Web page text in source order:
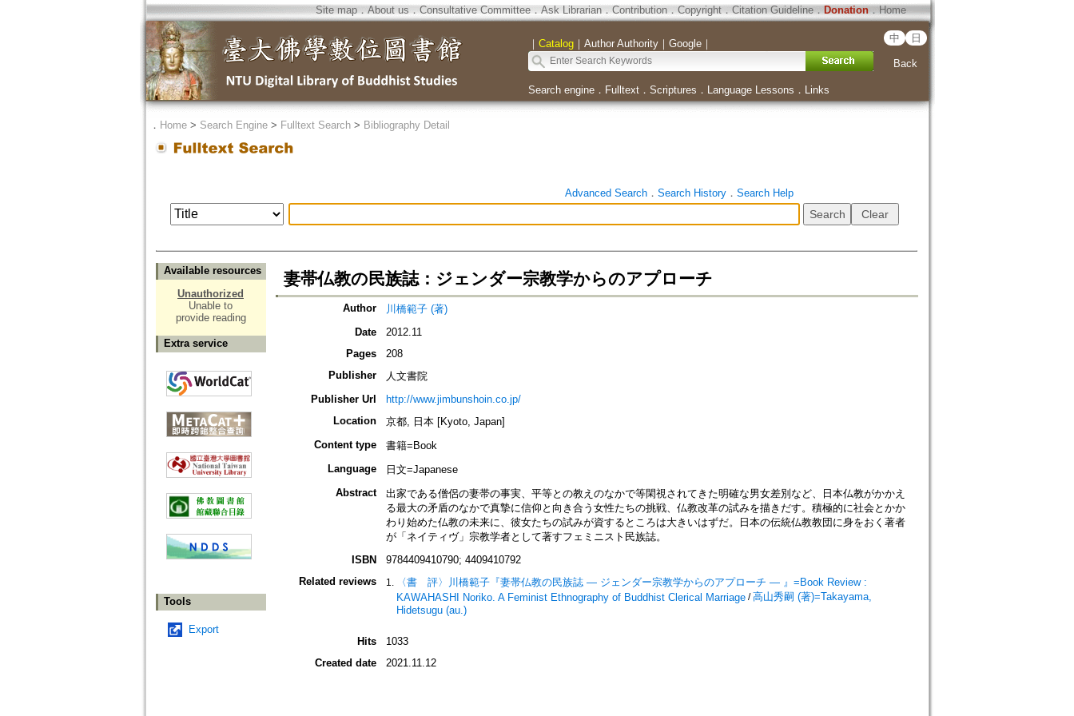
Site map．About us ． Consultative Committee． Ask Librarian． Contribution．Copyright．Citation Guideline． Donation．Home
｜ Catalog｜ Author Authority｜ Google｜ 中 日
Back
Search engine． Fulltext． Scriptures ． Language Lessons ． Links
． Home> Search Engine> Fulltext Search> Bibliography Detail
Advanced Search． Search History． Search Help
Available resources
Unauthorized
Unable to
provide reading
Extra service
Tools
Export
妻帯仏教の民族誌：ジェンダー宗教学からのアプローチ
Author
川橋範子 (著)
Date
2012.11
Pages
208
Publisher
人文書院
Publisher Url
http://www.jimbunshoin.co.jp/
Location
京都, 日本 [Kyoto, Japan]
Content type
書籍=Book
Language
日文=Japanese
Abstract
出家である僧侶の妻帯の事実、平等との教えのなかで等閑視されてきた明確な男女差別など、日本仏教がかかえ
る最大の矛盾のなかで真摯に信仰と向き合う女性たちの挑戦、仏教改革の試みを描きだす。積極的に社会とかか
わり始めた仏教の未来に、彼女たちの試みが資するところは大きいはずだ。日本の伝統仏教教団に身をおく著者
が「ネイティヴ」宗教学者として著すフェミニスト民族誌。
ISBN
9784409410790; 4409410792
Related reviews
〈書 評〉川橋範子『妻帯仏教の民族誌 ― ジェンダー宗教学からのアプローチ ― 』=Book Review :
KAWAHASHI Noriko. A Feminist Ethnography of Buddhist Clerical Marriage/高山秀嗣 (著)=Takayama,
Hidetsugu (au.)
Hits
1033
Created date
2021.11.12